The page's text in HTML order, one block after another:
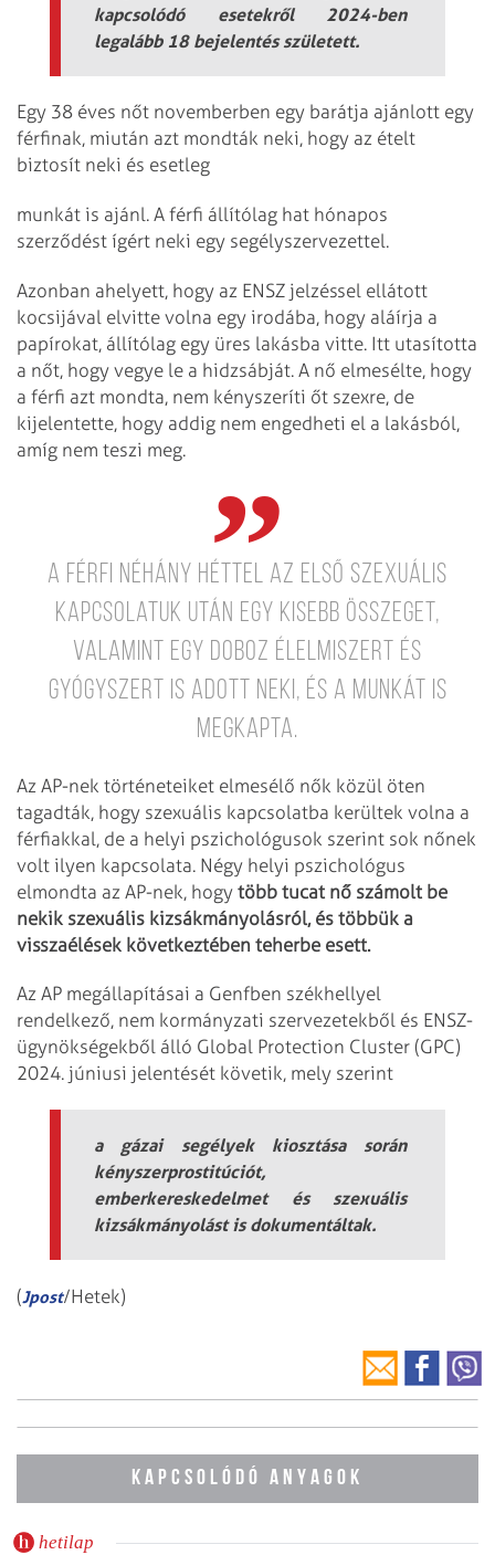
kapcsolódó esetekről 2024-ben
legalább 18 bejelentés született.
Egy 38 éves nőt novemberben egy barátja ajánlott egy
férfinak, miután azt mondták neki, hogy az ételt
biztosít neki és esetleg
munkát is ajánl. A férfi állítólag hat hónapos
szerződést ígért neki egy segélyszervezettel.
Azonban ahelyett, hogy az ENSZ jelzéssel ellátott
kocsijával elvitte volna egy irodába, hogy aláírja a
papírokat, állítólag egy üres lakásba vitte. Itt utasította
a nőt, hogy vegye le a hidzsábját. A nő elmesélte, hogy
a férfi azt mondta, nem kényszeríti őt szexre, de
kijelentette, hogy addig nem engedheti el a lakásból,
amíg nem teszi meg.
A férfi néhány héttel az első szexuális
kapcsolatuk után egy kisebb összeget,
valamint egy doboz élelmiszert és
gyógyszert is adott neki, és a munkát is
megkapta.
Az AP-nek történeteiket elmesélő nők közül öten
tagadták, hogy szexuális kapcsolatba kerültek volna a
férfiakkal, de a helyi pszichológusok szerint sok nőnek
volt ilyen kapcsolata. Négy helyi pszichológus
elmondta az AP-nek, hogy több tucat nő számolt be
nekik szexuális kizsákmányolásról, és többük a
visszaélések következtében teherbe esett.
Az AP megállapításai a Genfben székhellyel
rendelkező, nem kormányzati szervezetekből és ENSZ-
ügynökségekből álló Global Protection Cluster (GPC)
2024. júniusi jelentését követik, mely szerint
a gázai segélyek kiosztása során
kényszerprostitúciót,
emberkereskedelmet és szexuális
kizsákmányolást is dokumentáltak.
(Jpost/Hetek)
KAPCSOLÓDÓ ANYAGOK
hetilap